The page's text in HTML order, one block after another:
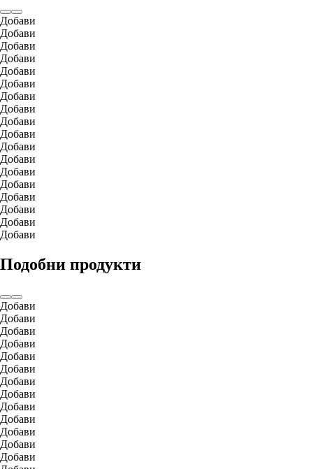
Добави
Добави
Добави
Добави
Добави
Добави
Добави
Добави
Добави
Добави
Добави
Добави
Добави
Добави
Добави
Добави
Добави
Добави
Подобни продукти
Добави
Добави
Добави
Добави
Добави
Добави
Добави
Добави
Добави
Добави
Добави
Добави
Добави